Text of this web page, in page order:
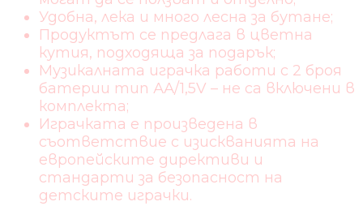
Удобна, лека и много лесна за бутане;
Продуктът се предлага в цветна
кутия, подходяща за подарък;
Музикалната играчка работи с 2 броя
батерии тип АА/1,5V – не са включени в
комплекта;
Играчката е произведена в
съответствие с изискванията на
европейските директиви и
стандарти за безопасност на
детските играчки.